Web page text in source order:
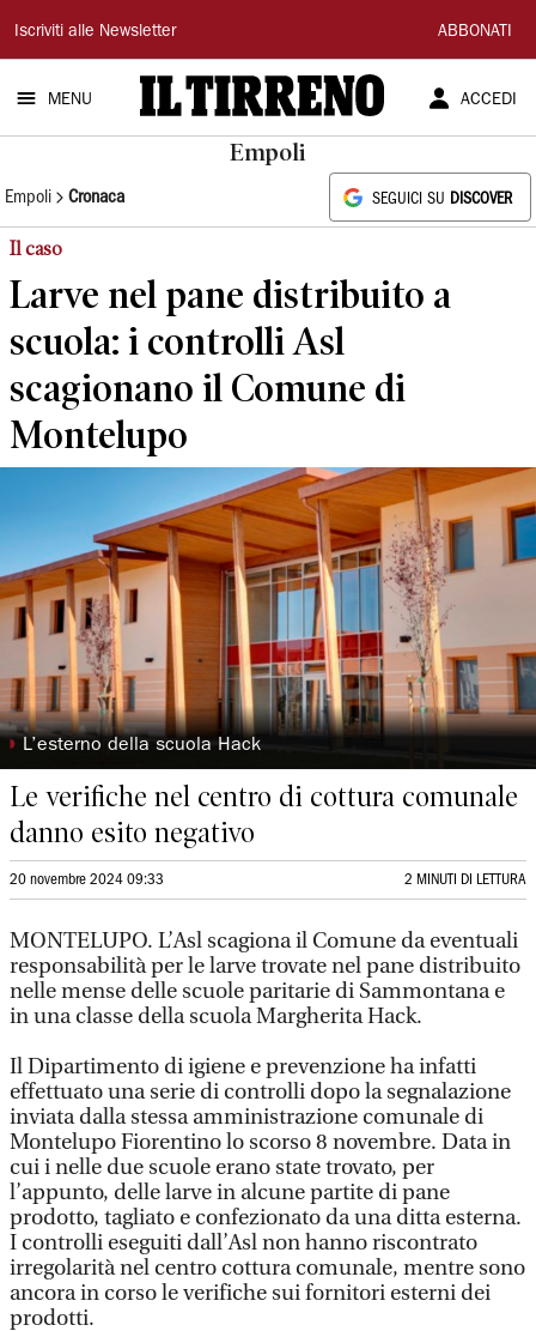
Il
Tirreno
Iscriviti alle Newsletter ABBONATI
MENU ACCEDI
Empoli
Empoli Cronaca SEGUICI SU DISCOVER
Il caso
Larve nel pane distribuito a
scuola: i controlli Asl
scagionano il Comune di
Montelupo
◗ L’esterno della scuola Hack
Le verifiche nel centro di cottura comunale
danno esito negativo
20 novembre 2024 09:33 2 MINUTI DI LETTURA
MONTELUPO. L’Asl scagiona il Comune da eventuali
responsabilità per le larve trovate nel pane distribuito
nelle mense delle scuole paritarie di Sammontana e
in una classe della scuola Margherita Hack.
Il Dipartimento di igiene e prevenzione ha infatti
effettuato una serie di controlli dopo la segnalazione
inviata dalla stessa amministrazione comunale di
Montelupo Fiorentino lo scorso 8 novembre. Data in
cui i nelle due scuole erano state trovato, per
l’appunto, delle larve in alcune partite di pane
prodotto, tagliato e confezionato da una ditta esterna.
I controlli eseguiti dall’Asl non hanno riscontrato
irregolarità nel centro cottura comunale, mentre sono
ancora in corso le verifiche sui fornitori esterni dei
prodotti.